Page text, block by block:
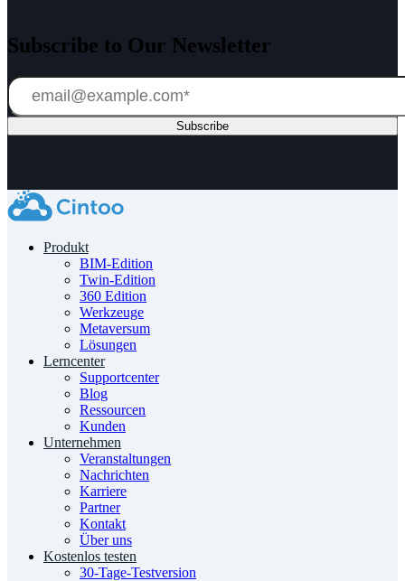
Subscribe to Our Newsletter
Produkt
BIM-Edition
Twin-Edition
360 Edition
Werkzeuge
Metaversum
Lösungen
Lerncenter
Supportcenter
Blog
Ressourcen
Kunden
Unternehmen
Veranstaltungen
Nachrichten
Karriere
Partner
Kontakt
Über uns
Kostenlos testen
30-Tage-Testversion